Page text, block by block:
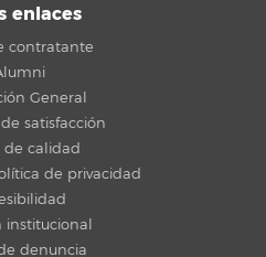
enlaces
contratante
General
satisfacción
de calidad
de privacidad
institucional
denuncia